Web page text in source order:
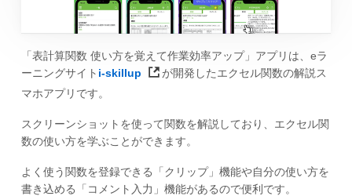
「表計算関数 使い方を覚えて作業効率アップ」アプリは、eラ
ーニングサイト i-skillup
が開発したエクセル関数の解説ス
マホアプリです。
スクリーンショットを使って関数を解説しており、エクセル関
数の使い方を学ぶことができます。
よく使う関数を登録できる「クリップ」機能や自分の使い方を
書き込める「コメント入力」機能があるので便利です。